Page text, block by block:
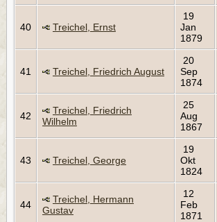
40 Treichel, Ernst
19
Jan
1879
41 Treichel, Friedrich August
20
Sep
1874
42
Treichel, Friedrich
Wilhelm
25
Aug
1867
43 Treichel, George
19
Okt
1824
44
Treichel, Hermann
Gustav
12
Feb
1871